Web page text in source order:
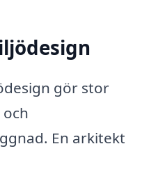
gör stor
En arkitekt